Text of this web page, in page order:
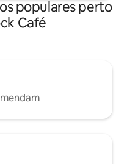
populares perto
Café